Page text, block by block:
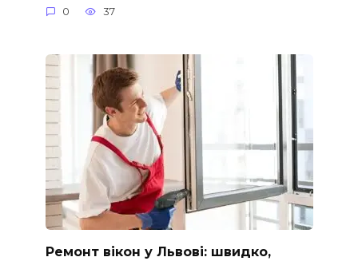
0 37
Ремонт вікон у Львові: швидко,